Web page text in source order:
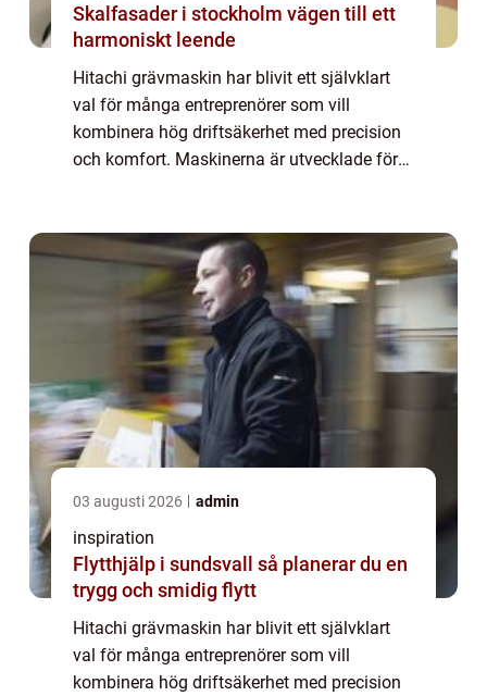
Skalfasader i stockholm vägen till ett
harmoniskt leende
Hitachi grävmaskin har blivit ett självklart
val för många entreprenörer som vill
kombinera hög driftsäkerhet med precision
och komfort. Maskinerna är utvecklade för
samti...
03 augusti 2026 admin
inspiration
Flytthjälp i sundsvall så planerar du en
trygg och smidig flytt
Hitachi grävmaskin har blivit ett självklart
val för många entreprenörer som vill
kombinera hög driftsäkerhet med precision